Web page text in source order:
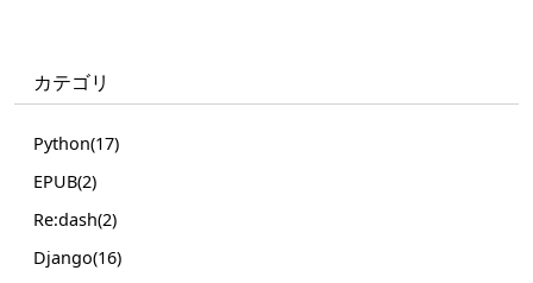
カテゴリ
Python(17)
EPUB(2)
Re:dash(2)
Django(16)